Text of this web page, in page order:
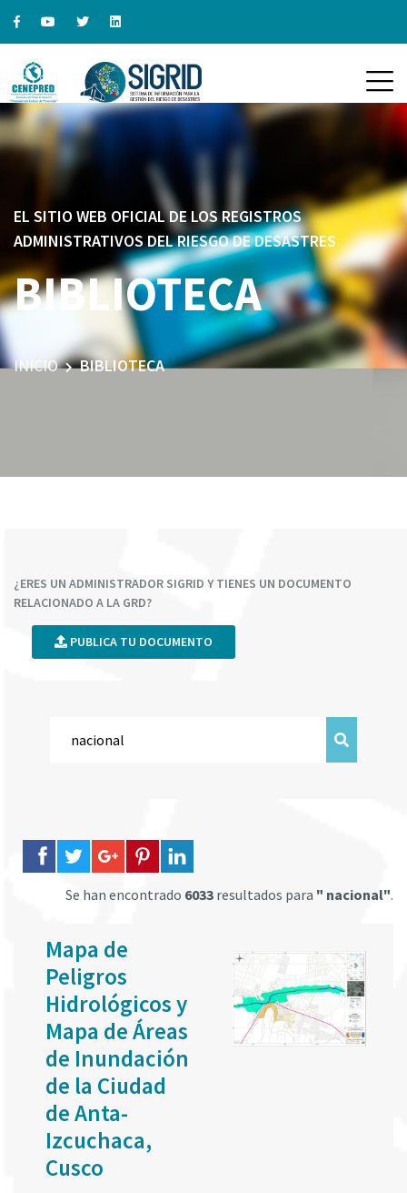
EL SITIO WEB OFICIAL DE LOS REGISTROS
ADMINISTRATIVOS DEL RIESGO DE DESASTRES
BIBLIOTECA
INICIO BIBLIOTECA
¿ERES UN ADMINISTRADOR SIGRID Y TIENES UN DOCUMENTO
RELACIONADO A LA GRD?
PUBLICA TU DOCUMENTO
Se han encontrado 6033 resultados para " nacional".
Mapa de
Peligros
Hidrológicos y
Mapa de Áreas
de Inundación
de la Ciudad
de Anta-
Izcuchaca,
Cusco